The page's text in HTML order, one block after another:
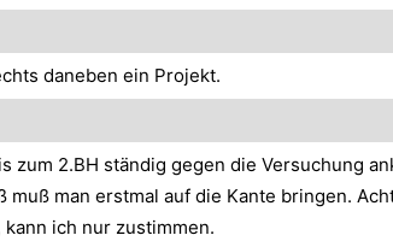
daneben ein Projekt.
zum 2.BH ständig gegen die Versuchung
man erstmal auf die Kante bringen.
ich nur zustimmen.